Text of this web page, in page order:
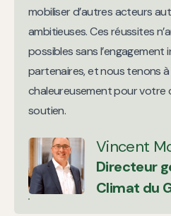
mobiliser d’autres acteurs
ambitieuses. Ces réussites
possibles sans
partenaires, et nous tenons
chaleureusement pour votre
soutien.
Vincent
Directeur
Climat du